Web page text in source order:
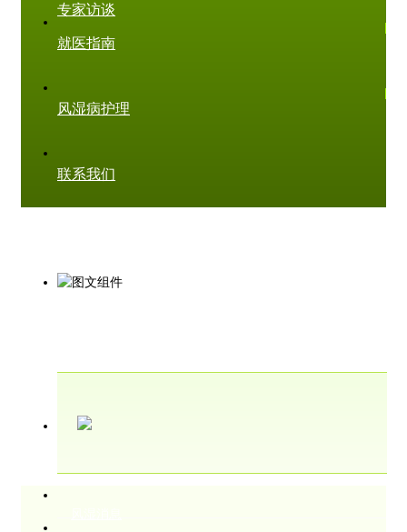
专家访谈
就医指南
风湿病护理
联系我们